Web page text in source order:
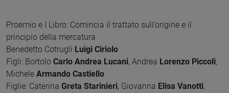
Proemio e I Libro: Comincia il trattato sull’origine e il
principio della mercatura
Benedetto Cotrugli Luigi Ciriolo
Figli: Bortolo Carlo Andrea Lucani, Andrea Lorenzo Piccoli,
Michele Armando Castiello
Figlie: Caterina Greta Starinieri, Giovanna Elisa Vanotti,